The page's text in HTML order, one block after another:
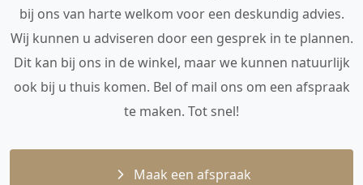
bij ons van harte welkom voor een deskundig advies.
Wij kunnen u adviseren door een gesprek in te plannen.
Dit kan bij ons in de winkel, maar we kunnen natuurlijk
ook bij u thuis komen. Bel of mail ons om een afspraak
te maken. Tot snel!
Maak een afspraak